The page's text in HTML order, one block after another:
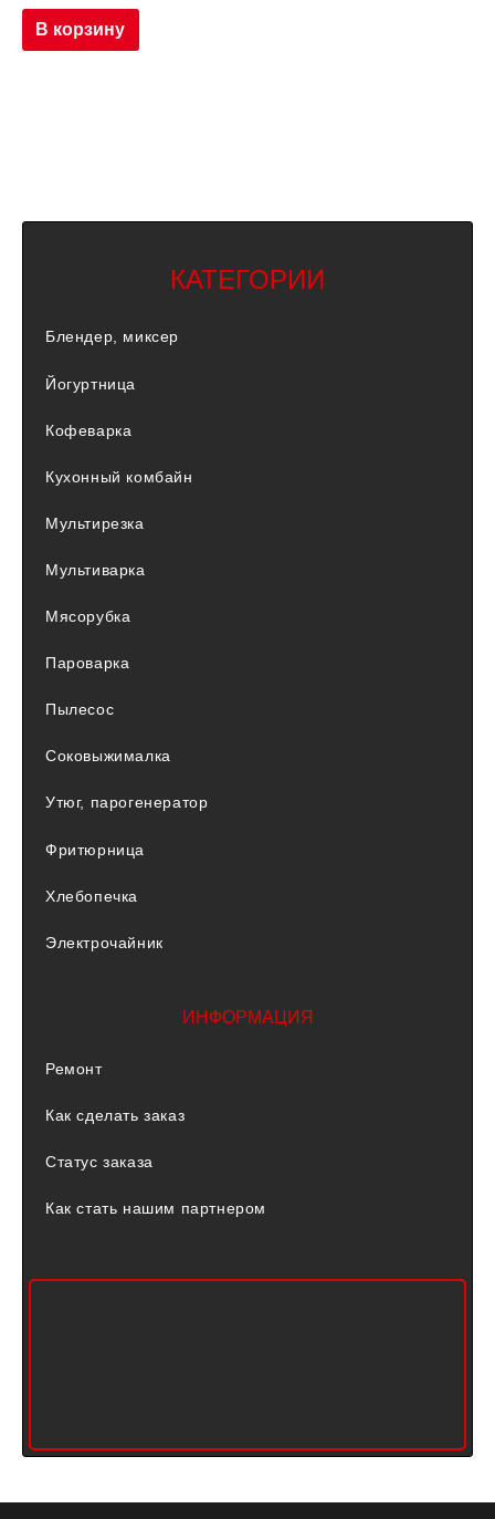
В корзину
КАТЕГОРИИ
Блендер, миксер
Йогуртница
Кофеварка
Кухонный комбайн
Мультирезка
Мультиварка
Мясорубка
Пароварка
Пылесос
Соковыжималка
Утюг, парогенератор
Фритюрница
Хлебопечка
Электрочайник
ИНФОРМАЦИЯ
Ремонт
Как сделать заказ
Статус заказа
Как стать нашим партнером